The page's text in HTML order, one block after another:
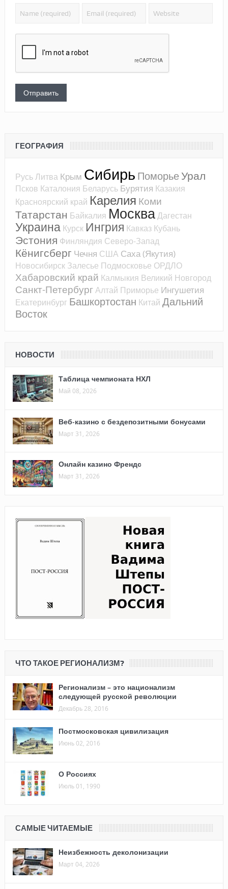
ГЕОГРАФИЯ
РусьЛитва Крым Сибирь ПоморьеУрал
Псков Каталония Беларусь Бурятия Казакия
Красноярский край Карелия Коми
Татарстан Байкалия МоскваДагестан
Украина Курск Ингрия Кавказ Кубань
Эстония Финляндия Северо-Запад
Кёнигсберг Чечня США Саха (Якутия)
Новосибирск Залесье Подмосковье ОРДЛО
Хабаровский край Калмыкия Великий Новгород
Санкт-ПетербургАлтай Приморье Ингушетия
Екатеринбург Башкортостан Китай Дальний
Восток
НОВОСТИ
Таблица чемпионата НХЛ
Май 08, 2026
Веб-казино с бездепозитными бонусами
Март 31, 2026
Онлайн казино Френдс
Март 31, 2026
ЧТО ТАКОЕ РЕГИОНАЛИЗМ?
Регионализм – это национализм
следующей русской революции
Декабрь 28, 2016
Постмосковская цивилизация
Июнь 02, 2016
О Россиях
Июль 01, 1990
САМЫЕ ЧИТАЕМЫЕ
Неизбежность деколонизации
Март 04, 2026